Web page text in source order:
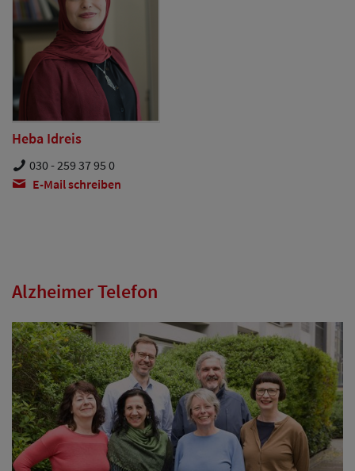
Heba Idreis
030 - 259 37 95 0
E-Mail schreiben
Alzheimer Telefon